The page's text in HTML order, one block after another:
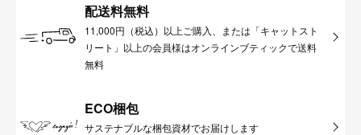
配送料無料
11,000円（税込）以上ご購入、または「キャットスト
リート」以上の会員様はオンラインブティックで送料
無料
ECO梱包
サステナブルな梱包資材でお届けします